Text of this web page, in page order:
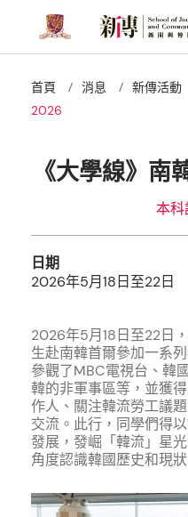
main
content首頁 / 消息 / 新傳活動
2026
《大學線》南
本科
日期
2026年5月18日至22日
2026年5月18日至22日
生赴南韓首爾參加一系
參觀了MBC電視台、韓
韓的非軍事區等，並獲
作人、關注韓流勞工議
交流。此行，同學們得
發展，發崛「韓流」星
角度認識韓國歷史和現